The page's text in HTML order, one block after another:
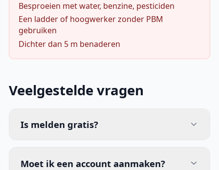
Besproeien met water, benzine, pesticiden
Een ladder of hoogwerker zonder PBM
gebruiken
Dichter dan 5 m benaderen
Veelgestelde vragen
Is melden gratis?
Moet ik een account aanmaken?